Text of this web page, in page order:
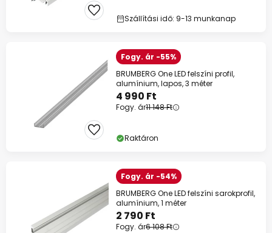
Szállítási idő: 9-13 munkanap
Fogy. ár -55%
BRUMBERG One LED felszíni profil,
alumínium, lapos, 3 méter
4 990 Ft
Fogy. ár11 148 Ft
Raktáron
Fogy. ár -54%
BRUMBERG One LED felszíni sarokprofil,
alumínium, 1 méter
2 790 Ft
Fogy. ár6 108 Ft